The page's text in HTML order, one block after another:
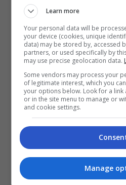
Bercakap mengenai
Aiman Hakim Ridza, Zahirah
dia tidak berdepan masalah
memandangkan ini kali
digandingkan dalam drama.
Bagaimanapun, pasangan
Learn more
Your personal data will be
your device (cookies, unique
data) may be stored by, accessed
partners, or used specifically by
may use precise geolocation data.
Some vendors may process your
of legitimate interest, which you
your options below. Look for a
or in the site menu to manage or
and cookie settings.
Manage